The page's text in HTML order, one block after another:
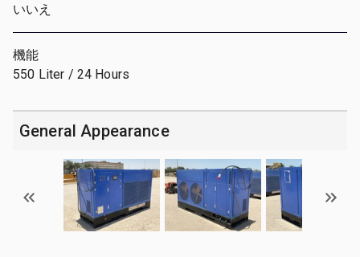
いいえ
機能
550 Liter / 24 Hours
General Appearance